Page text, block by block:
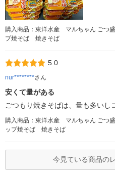
購入商品：東洋水産 マルちゃん ごつ
プ焼そば 焼きそば
5.0
nur********さん
安くて量がある
ごつもり焼きそばは、量も多いし
購入商品：東洋水産 マルちゃん ごつ
ップ焼そば 焼きそば
今見ている商品の